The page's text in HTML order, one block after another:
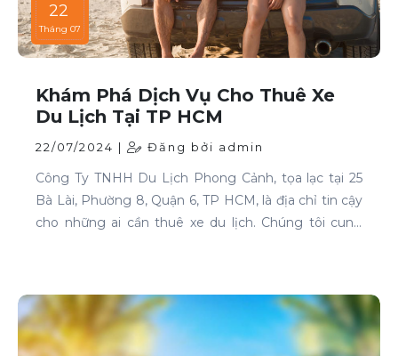
22
Tháng 07
Khám Phá Dịch Vụ Cho Thuê Xe
Du Lịch Tại TP HCM
22/07/2024 | Đăng bởi admin
Công Ty TNHH Du Lịch Phong Cảnh, tọa lạc tại 25
Bà Lài, Phường 8, Quận 6, TP HCM, là địa chỉ tin cậy
cho những ai cần thuê xe du lịch. Chúng tôi cung